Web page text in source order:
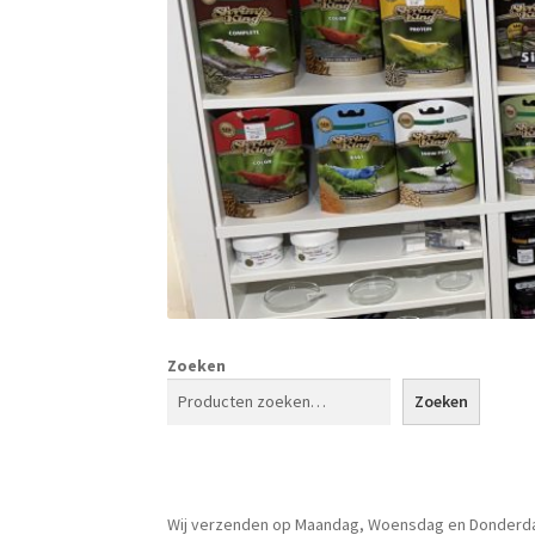
Zoeken
Zoeken
Wij verzenden op Maandag, Woensdag en